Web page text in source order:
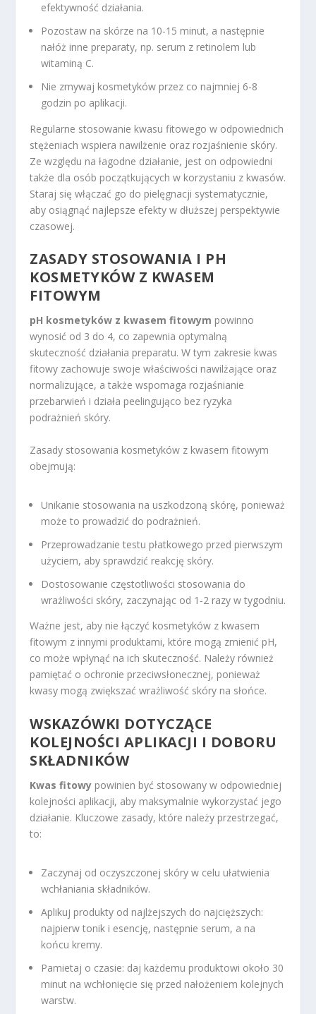
efektywność działania.
Pozostaw na skórze na 10-15 minut, a następnie
nałóż inne preparaty, np. serum z retinolem lub
witaminą C.
Nie zmywaj kosmetyków przez co najmniej 6-8
godzin po aplikacji.
Regularne stosowanie kwasu fitowego w odpowiednich
stężeniach wspiera nawilżenie oraz rozjaśnienie skóry.
Ze względu na łagodne działanie, jest on odpowiedni
także dla osób początkujących w korzystaniu z kwasów.
Staraj się włączać go do pielęgnacji systematycznie,
aby osiągnąć najlepsze efekty w dłuższej perspektywie
czasowej.
ZASADY STOSOWANIA I PH
KOSMETYKÓW Z KWASEM
FITOWYM
pH kosmetyków z kwasem fitowym powinno
wynosić od 3 do 4, co zapewnia optymalną
skuteczność działania preparatu. W tym zakresie kwas
fitowy zachowuje swoje właściwości nawilżające oraz
normalizujące, a także wspomaga rozjaśnianie
przebarwień i działa peelingująco bez ryzyka
podrażnień skóry.
Zasady stosowania kosmetyków z kwasem fitowym
obejmują:
Unikanie stosowania na uszkodzoną skórę, ponieważ
może to prowadzić do podrażnień.
Przeprowadzanie testu płatkowego przed pierwszym
użyciem, aby sprawdzić reakcję skóry.
Dostosowanie częstotliwości stosowania do
wrażliwości skóry, zaczynając od 1-2 razy w tygodniu.
Ważne jest, aby nie łączyć kosmetyków z kwasem
fitowym z innymi produktami, które mogą zmienić pH,
co może wpłynąć na ich skuteczność. Należy również
pamiętać o ochronie przeciwsłonecznej, ponieważ
kwasy mogą zwiększać wrażliwość skóry na słońce.
WSKAZÓWKI DOTYCZĄCE
KOLEJNOŚCI APLIKACJI I DOBORU
SKŁADNIKÓW
Kwas fitowy powinien być stosowany w odpowiedniej
kolejności aplikacji, aby maksymalnie wykorzystać jego
działanie. Kluczowe zasady, które należy przestrzegać,
to:
Zaczynaj od oczyszczonej skóry w celu ułatwienia
wchłaniania składników.
Aplikuj produkty od najlżejszych do najcięższych:
najpierw tonik i esencję, następnie serum, a na
końcu kremy.
Pamietaj o czasie: daj każdemu produktowi około 30
minut na wchłonięcie się przed nałożeniem kolejnych
warstw.